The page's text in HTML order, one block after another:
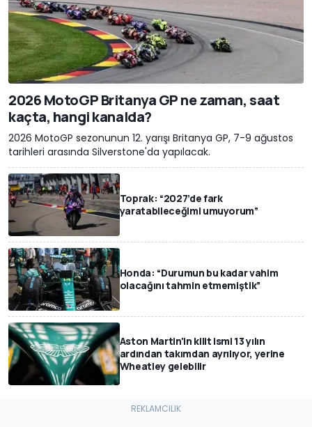
2026 MotoGP Britanya GP ne zaman, saat
kaçta, hangi kanalda?
2026 MotoGP sezonunun 12. yarışı Britanya GP, 7-9 ağustos
tarihleri arasında Silverstone'da yapılacak.
Toprak: “2027’de fark
yaratabileceğimi umuyorum”
Honda: “Durumun bu kadar vahim
olacağını tahmin etmemiştik”
Aston Martin'in kilit ismi 13 yılın
ardından takımdan ayrılıyor, yerine
Wheatley gelebilir